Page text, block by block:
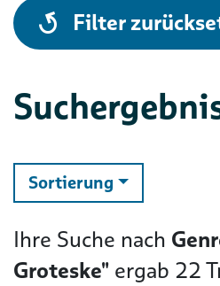
alle
Filter
Sortierung ändern
Ihre Suche nach
Groteske" ergab 22